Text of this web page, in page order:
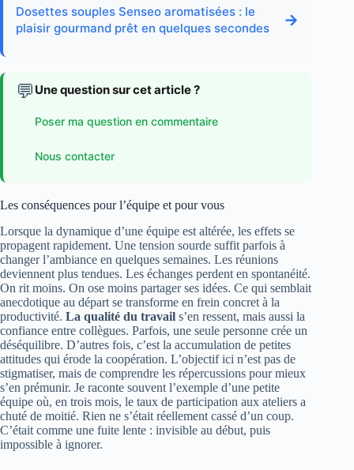
Dosettes souples Senseo aromatisées : le
plaisir gourmand prêt en quelques secondes
→
💬 Une question sur cet article ?
Poser ma question en commentaire
Nous contacter
Les conséquences pour l’équipe et pour vous
Lorsque la dynamique d’une équipe est altérée, les effets se
propagent rapidement. Une tension sourde suffit parfois à
changer l’ambiance en quelques semaines. Les réunions
deviennent plus tendues. Les échanges perdent en spontanéité.
On rit moins. On ose moins partager ses idées. Ce qui semblait
anecdotique au départ se transforme en frein concret à la
productivité. La qualité du travail s’en ressent, mais aussi la
confiance entre collègues. Parfois, une seule personne crée un
déséquilibre. D’autres fois, c’est la accumulation de petites
attitudes qui érode la coopération. L’objectif ici n’est pas de
stigmatiser, mais de comprendre les répercussions pour mieux
s’en prémunir. Je raconte souvent l’exemple d’une petite
équipe où, en trois mois, le taux de participation aux ateliers a
chuté de moitié. Rien ne s’était réellement cassé d’un coup.
C’était comme une fuite lente : invisible au début, puis
impossible à ignorer.